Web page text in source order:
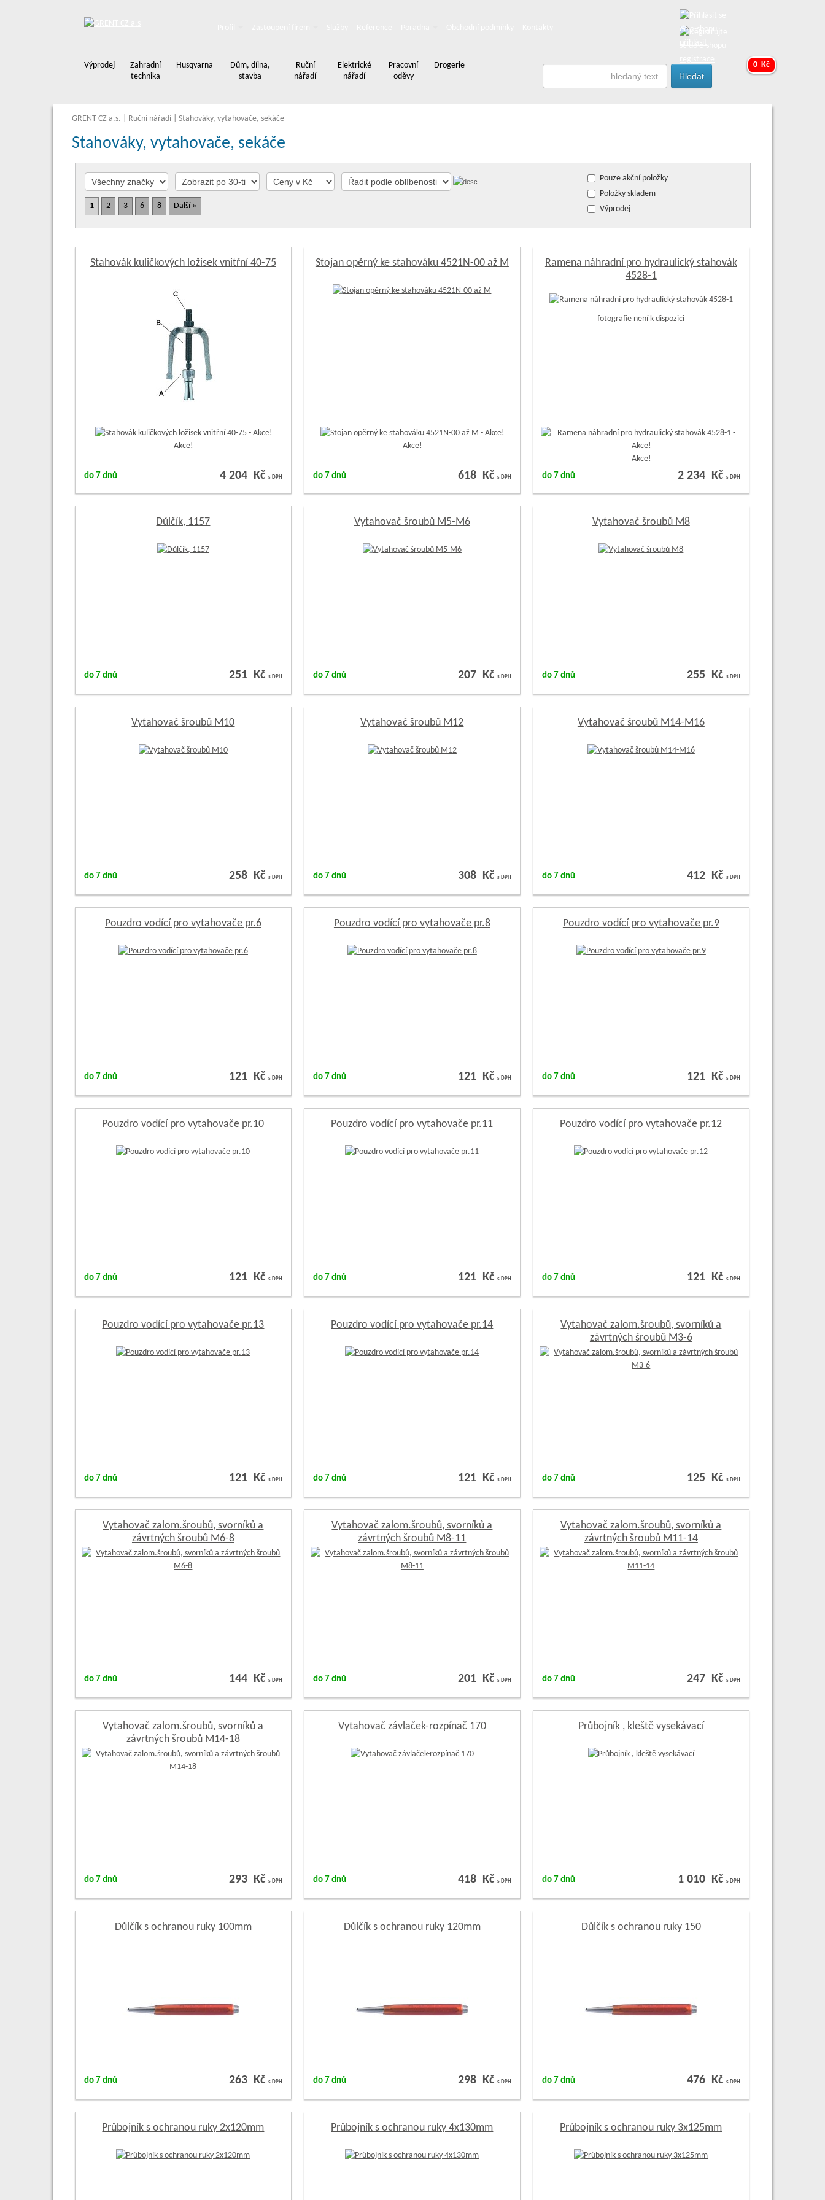
Výprodej
Zahradní
technika
Husqvarna
Dům, dílna,
stavba
Ruční
nářadí
Elektrické
nářadí
Pracovní
oděvy
Drogerie 0 Kč
GRENT CZ a.s. Ruční nářadí Stahováky, vytahovače, sekáče
Stahováky, vytahovače, sekáče
1 2 3 6 8 Další »
Pouze akční položky
Položky skladem
Výprodej
Stahovák kuličkových ložisek vnitřní 40-75
Akce!
do 7 dnů 4 204 Kč s DPH
Stojan opěrný ke stahováku 4521N-00 až M
Akce!
do 7 dnů 618 Kč s DPH
Ramena náhradní pro hydraulický stahovák
4528-1
fotografie není k dispozici
Akce!
do 7 dnů 2 234 Kč s DPH
Důlčík, 1157
do 7 dnů 251 Kč s DPH
Vytahovač šroubů M5-M6
do 7 dnů 207 Kč s DPH
Vytahovač šroubů M8
do 7 dnů 255 Kč s DPH
Vytahovač šroubů M10
do 7 dnů 258 Kč s DPH
Vytahovač šroubů M12
do 7 dnů 308 Kč s DPH
Vytahovač šroubů M14-M16
do 7 dnů 412 Kč s DPH
Pouzdro vodící pro vytahovače pr.6
do 7 dnů 121 Kč s DPH
Pouzdro vodící pro vytahovače pr.8
do 7 dnů 121 Kč s DPH
Pouzdro vodící pro vytahovače pr.9
do 7 dnů 121 Kč s DPH
Pouzdro vodící pro vytahovače pr.10
do 7 dnů 121 Kč s DPH
Pouzdro vodící pro vytahovače pr.11
do 7 dnů 121 Kč s DPH
Pouzdro vodící pro vytahovače pr.12
do 7 dnů 121 Kč s DPH
Pouzdro vodící pro vytahovače pr.13
do 7 dnů 121 Kč s DPH
Pouzdro vodící pro vytahovače pr.14
do 7 dnů 121 Kč s DPH
Vytahovač zalom.šroubů, svorníků a
závrtných šroubů M3-6
do 7 dnů 125 Kč s DPH
Vytahovač zalom.šroubů, svorníků a
závrtných šroubů M6-8
do 7 dnů 144 Kč s DPH
Vytahovač zalom.šroubů, svorníků a
závrtných šroubů M8-11
do 7 dnů 201 Kč s DPH
Vytahovač zalom.šroubů, svorníků a
závrtných šroubů M11-14
do 7 dnů 247 Kč s DPH
Vytahovač zalom.šroubů, svorníků a
závrtných šroubů M14-18
do 7 dnů 293 Kč s DPH
Vytahovač závlaček-rozpínač 170
do 7 dnů 418 Kč s DPH
Průbojník , kleště vysekávací
do 7 dnů 1 010 Kč s DPH
Důlčík s ochranou ruky 100mm
do 7 dnů 263 Kč s DPH
Důlčík s ochranou ruky 120mm
do 7 dnů 298 Kč s DPH
Důlčík s ochranou ruky 150
do 7 dnů 476 Kč s DPH
Průbojník s ochranou ruky 2x120mm Průbojník s ochranou ruky 4x130mm Průbojník s ochranou ruky 3x125mm